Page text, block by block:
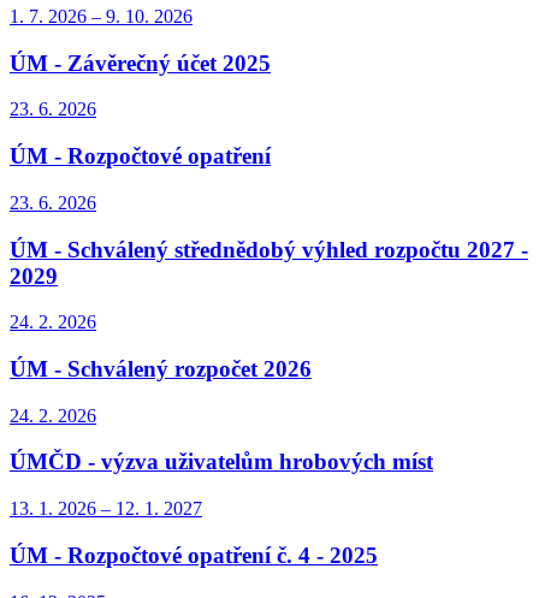
1. 7. 2026 – 9. 10. 2026
ÚM - Závěrečný účet 2025
23. 6. 2026
ÚM - Rozpočtové opatření
23. 6. 2026
ÚM - Schválený střednědobý výhled rozpočtu 2027 -
2029
24. 2. 2026
ÚM - Schválený rozpočet 2026
24. 2. 2026
ÚMČD - výzva uživatelům hrobových míst
13. 1. 2026 – 12. 1. 2027
ÚM - Rozpočtové opatření č. 4 - 2025